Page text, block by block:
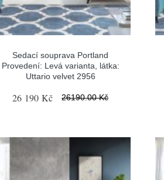
Sedací souprava Portland
Provedení: Levá varianta, látka:
Uttario velvet 2956
26 190 Kč 26190.00 Kč